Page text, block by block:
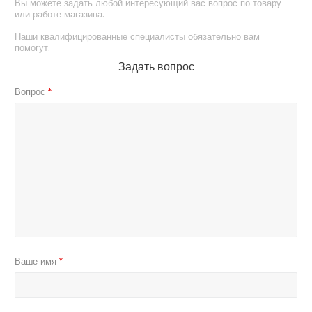
Вы можете задать любой интересующий вас вопрос по товару
или работе магазина.
Наши квалифицированные специалисты обязательно вам
помогут.
Задать вопрос
Вопрос *
Ваше имя *